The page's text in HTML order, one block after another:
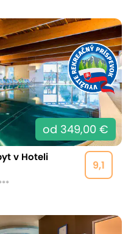
od 349,00 €
9,1
v Hoteli